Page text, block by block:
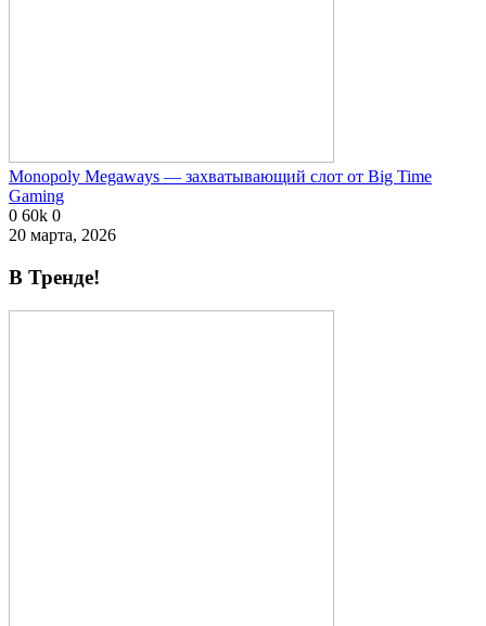
Monopoly Megaways — захватывающий слот от Big Time
Gaming
0 60k 0
20 марта, 2026
В Тренде!